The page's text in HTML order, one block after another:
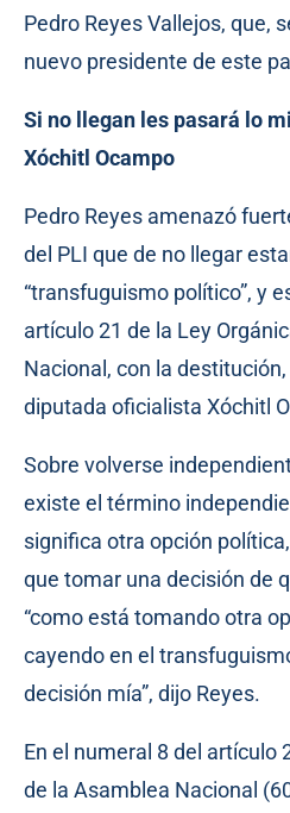
Pedro Reyes Vallejos, que,
nuevo presidente de este
Si no llegan les pasará lo
Xóchitl Ocampo
Pedro Reyes amenazó
del PLI que de no llegar
“transfuguismo político”, y
artículo 21 de la Ley
Nacional, con la
diputada oficialista Xóchitl
Sobre volverse
existe el término
significa otra opción
que tomar una decisión de
“como está tomando otra
cayendo en el
decisión mía”, dijo Reyes.
En el numeral 8 del artículo
de la Asamblea Nacional